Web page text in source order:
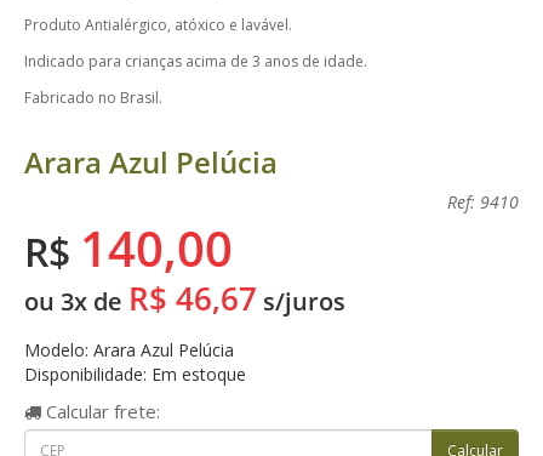
Produto Antialérgico, atóxico e lavável.
Indicado para crianças acima de 3 anos de idade.
Fabricado no Brasil.
Arara Azul Pelúcia
Ref: 9410
R$ 140,00
ou 3x de R$ 46,67 s/juros
Modelo: Arara Azul Pelúcia
Disponibilidade: Em estoque
Calcular frete: